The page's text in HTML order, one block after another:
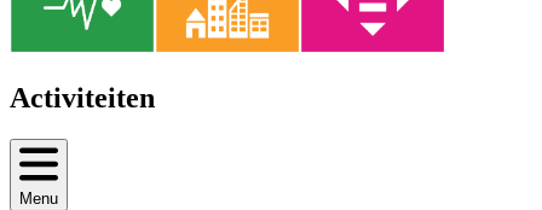
Activiteiten
Menu